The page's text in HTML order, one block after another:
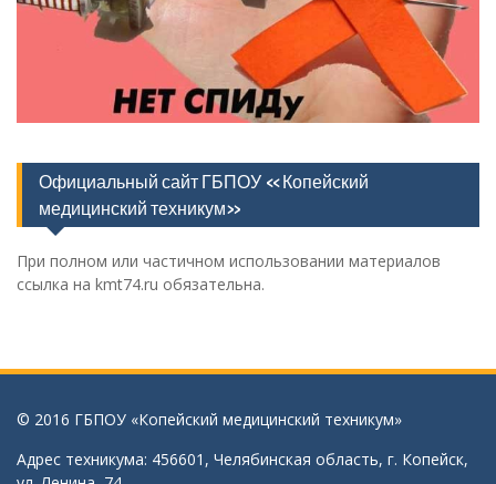
Официальный сайт ГБПОУ «Копейский
медицинский техникум»
При полном или частичном использовании материалов
ссылка на kmt74.ru обязательна.
© 2016 ГБПОУ «Копейский медицинский техникум»
Адрес техникума: 456601, Челябинская область, г. Копейск,